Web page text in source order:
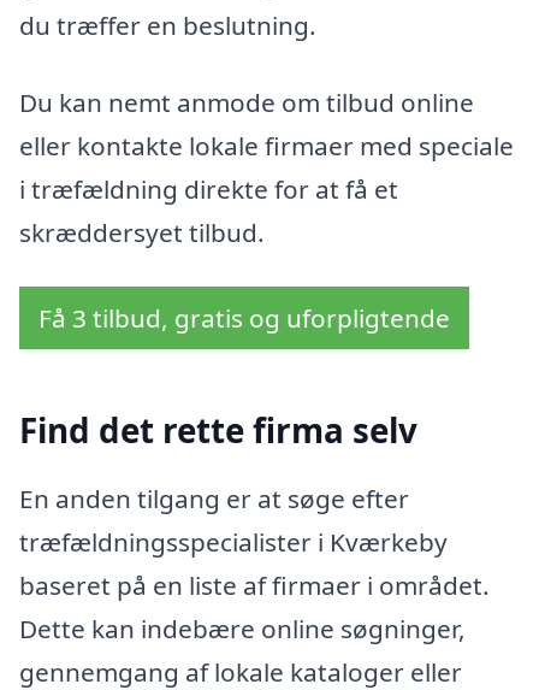
du træffer en beslutning.
Du kan nemt anmode om tilbud online
eller kontakte lokale firmaer med speciale
i træfældning direkte for at få et
skræddersyet tilbud.
Få 3 tilbud, gratis og uforpligtende
Find det rette firma selv
En anden tilgang er at søge efter
træfældningsspecialister i Kværkeby
baseret på en liste af firmaer i området.
Dette kan indebære online søgninger,
gennemgang af lokale kataloger eller